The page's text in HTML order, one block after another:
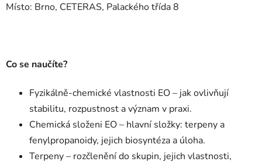
Místo: Brno, CETERAS, Palackého třída 8
Co se naučíte?
Fyzikálně-chemické vlastnosti EO – jak ovlivňují
stabilitu, rozpustnost a význam v praxi.
Chemická složeni EO – hlavní složky: terpeny a
fenylpropanoidy, jejich biosyntéza a úloha.
Terpeny – rozčlenění do skupin, jejich vlastnosti,